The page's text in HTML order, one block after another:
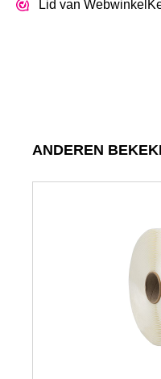
Lid van
Productgalerij
ANDEREN